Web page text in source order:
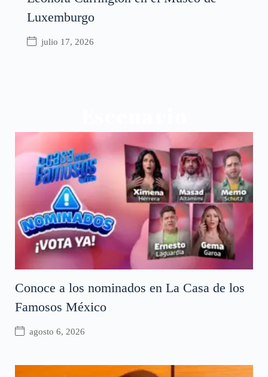
Luxemburgo
julio 17, 2026
Conoce a los nominados en La Casa de los
Famosos México
agosto 6, 2026